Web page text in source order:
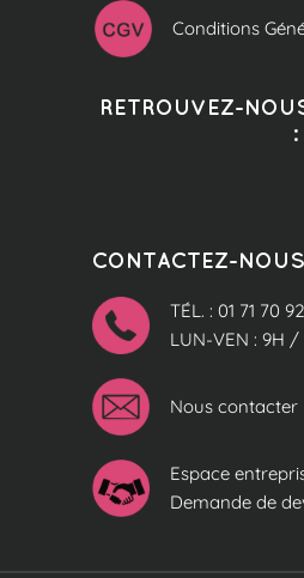
Conditions
RETROUVEZ-
:
CONTACTEZ-NOUS
TÉL. : 01 71 70
LUN-VEN : 9H /
Nous contacter
Espace
Demande de